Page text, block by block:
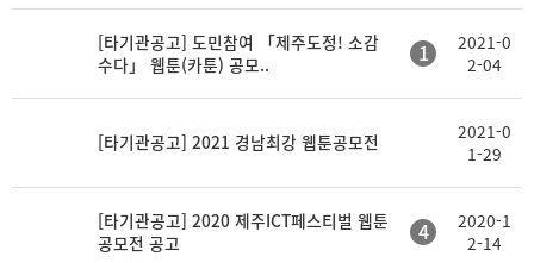
[타기관공고] 도민참여 「제주도정! 소감
수다」 웹툰(카툰) 공모..
1
2021-0
2-04
[타기관공고] 2021 경남최강 웹툰공모전
2021-0
1-29
[타기관공고] 2020 제주ICT페스티벌 웹툰
공모전 공고
4
2020-1
2-14